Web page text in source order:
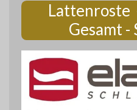
Lattenroste
Gesamt